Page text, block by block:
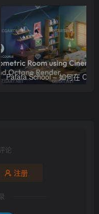
论
注册